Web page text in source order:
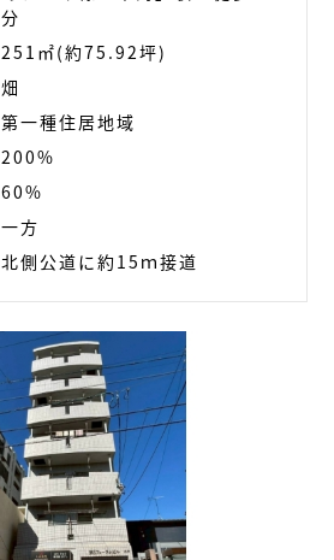
分
251㎡(約75.92坪)
畑
第一種住居地域
200%
60%
一方
北側公道に約15ｍ接道